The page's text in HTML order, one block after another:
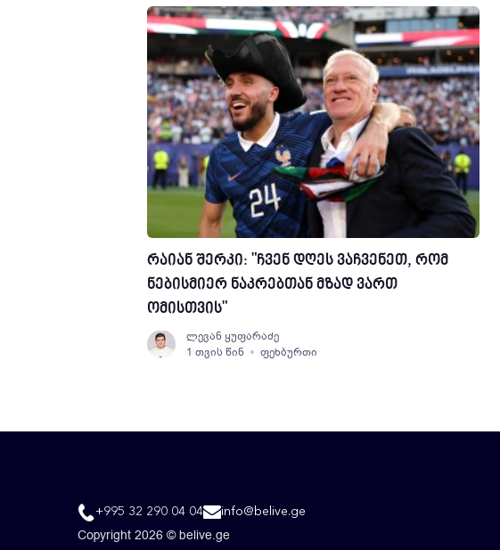
რაიან შერკი: "ჩვენ დღეს ვაჩვენეთ, რომ
ნებისმიერ ნაკრებთან მზად ვართ
ომისთვის"
ლევან ყუფარაძე
1 თვის წინ
ფეხბურთი
+995 32 290 04 04 info@belive.ge
Copyright 2026 © belive.ge